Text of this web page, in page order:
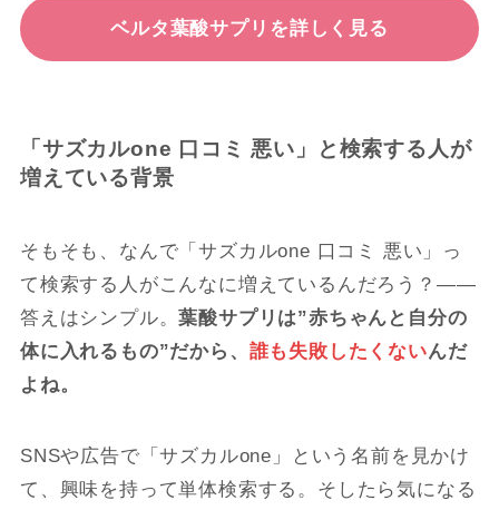
ベルタ葉酸サプリを詳しく見る
「サズカルone 口コミ 悪い」と検索する人が
増えている背景
そもそも、なんで「サズカルone 口コミ 悪い」っ
て検索する人がこんなに増えているんだろう？――
答えはシンプル。葉酸サプリは”赤ちゃんと自分の
体に入れるもの”だから、 誰も失敗したくないんだ
よね。
SNSや広告で「サズカルone」という名前を見かけ
て、興味を持って単体検索する。そしたら気になる